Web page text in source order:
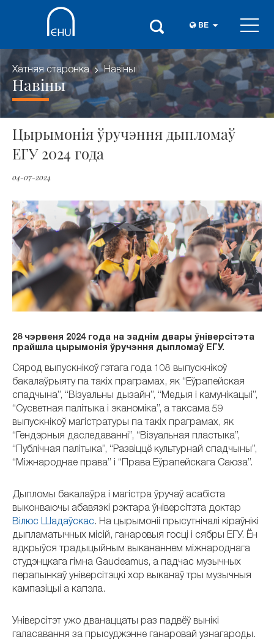
BE
Хатняя старонка Навіны
Навіны
Цырымонія ўручэння дыпломаў
ЕГУ 2024 года
04-07-2024
28 чэрвеня 2024 года на заднім двары ўніверсітэта
прайшла цырымонія ўручэння дыпломаў ЕГУ.
Сярод выпускнікоў гэтага года 108 выпускнікоў
бакалаўрыяту па такіх праграмах, як “Еўрапейская
спадчына”, “Візуальны дызайн”, “Медыя і камунікацыі”,
“Сусветная палітыка і эканоміка”, а таксама 59
выпускнікоў магістратуры па такіх праграмах, як
“Гендэрныя даследаванні”, “Візуальная пластыка”,
“Публічная палітыка”, “Развіццё культурнай спадчыны”,
“Міжнароднае права” і “Права Еўрапейскага Саюза”.
Дыпломы бакалаўра і магістра ўручаў асабіста
выконваючы абавязкі рэктара ўніверсітэта доктар
Вілюс Шадаўскас. На цырымоніі прысутнічалі кіраўнікі
дыпламатычных місій, ганаровыя госці і сябры ЕГУ. Ён
адкрыўся традыцыйным выкананнем міжнароднага
студэнцкага гімна Gaudeamus, а падчас музычных
перапынкаў універсітэцкі хор выканаў тры музычныя
кампазіцыі а капэла.
Універсітэт ужо дванаццаты раз падвёў вынікі
галасавання за прысуджэнне ганаровай узнагароды.